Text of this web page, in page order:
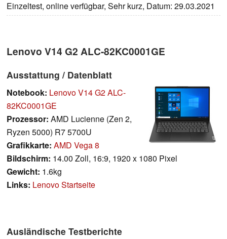
Einzeltest, online verfügbar, Sehr kurz, Datum: 29.03.2021
Lenovo V14 G2 ALC-82KC0001GE
Ausstattung / Datenblatt
Notebook: Lenovo V14 G2 ALC-
82KC0001GE
Prozessor: AMD Lucienne (Zen 2,
Ryzen 5000) R7 5700U
Grafikkarte: AMD Vega 8
Bildschirm: 14.00 Zoll, 16:9, 1920 x 1080 Pixel
Gewicht: 1.6kg
Links: Lenovo Startseite
Ausländische Testberichte